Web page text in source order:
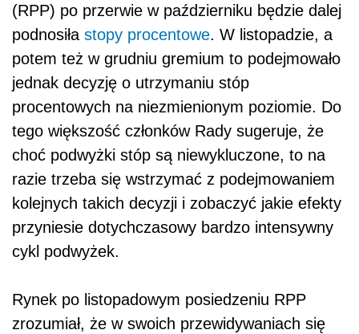
(RPP) po przerwie w październiku będzie dalej
podnosiła stopy procentowe. W listopadzie, a
potem też w grudniu gremium to podejmowało
jednak decyzję o utrzymaniu stóp
procentowych na niezmienionym poziomie. Do
tego większość członków Rady sugeruje, że
choć podwyżki stóp są niewykluczone, to na
razie trzeba się wstrzymać z podejmowaniem
kolejnych takich decyzji i zobaczyć jakie efekty
przyniesie dotychczasowy bardzo intensywny
cykl podwyżek.
Rynek po listopadowym posiedzeniu RPP
zrozumiał, że w swoich przewidywaniach się